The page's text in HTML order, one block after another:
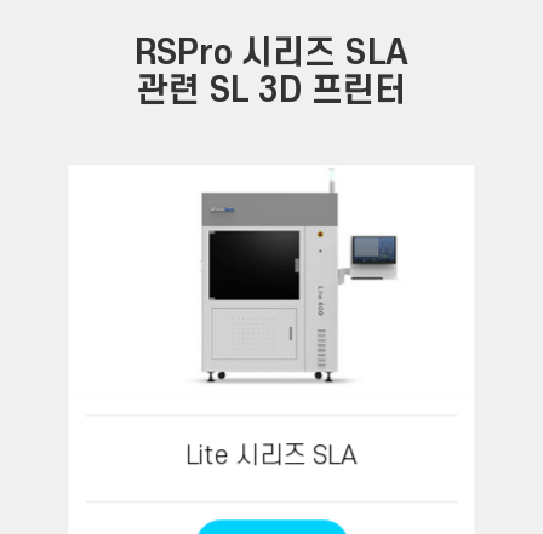
RSPro 시리즈 SLA
관련 SL 3D 프린터
Lite 시리즈 SLA